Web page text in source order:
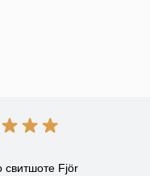
свитшоте Fjör